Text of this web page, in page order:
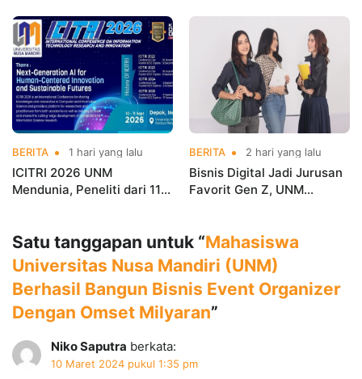
Menarik dan Laris
hingga Cyber Security
BERITA 1 hari yang lalu
ICITRI 2026 UNM
Mendunia, Peneliti dari 11
BERITA 2 hari yang lalu
Bisnis Digital Jadi Jurusan
Favorit Gen Z, UNM
Satu tanggapan untuk “Mahasiswa
Universitas Nusa Mandiri (UNM)
Berhasil Bangun Bisnis Event Organizer
Dengan Omset Milyaran”
Niko Saputra berkata:
10 Maret 2024 pukul 1:35 pm